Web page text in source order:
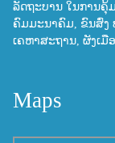
ລັດຖະບານ ໃນການ
ຄົມມະນາຄົມ, ຂົນສົ່ງ
ເຄຫາສະຖານ, ຜັງເມື
Maps